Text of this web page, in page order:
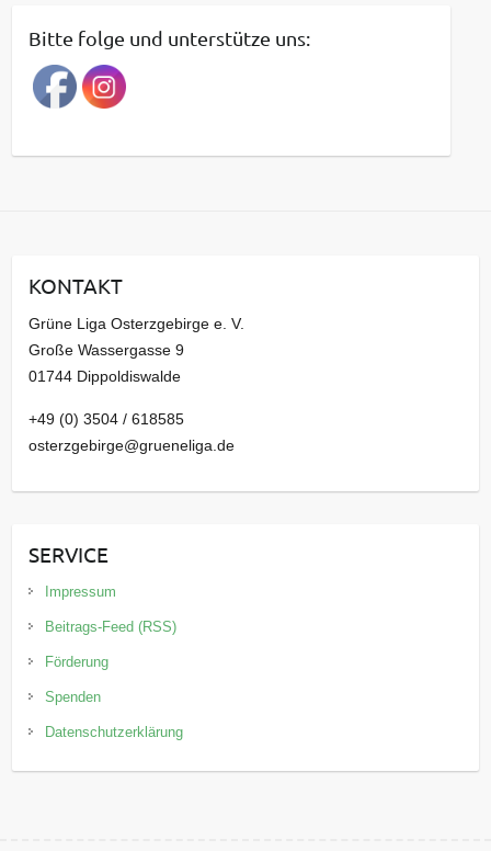
r
a
g
a
v
Bitte folge und unterstütze uns:
KONTAKT
Grüne Liga Osterzgebirge e. V.
Große Wassergasse 9
01744 Dippoldiswalde
+49 (0) 3504 / 618585
osterzgebirge@grueneliga.de
SERVICE
Impressum
Beitrags-Feed (RSS)
Förderung
Spenden
Datenschutzerklärung